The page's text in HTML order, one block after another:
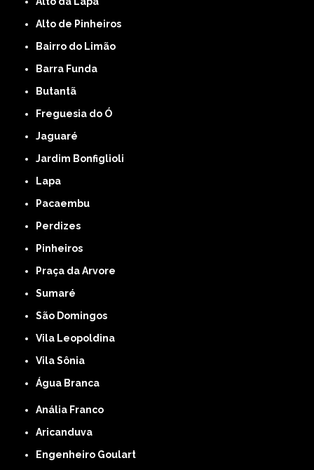
Alto de Pinheiros
Bairro do Limão
Barra Funda
Butantã
Freguesia do Ó
Jaguaré
Jardim Bonfiglioli
Lapa
Pacaembu
Perdizes
Pinheiros
Praça da Arvore
Sumaré
São Domingos
Vila Leopoldina
Vila Sônia
Água Branca
Anália Franco
Aricanduva
Engenheiro Goulart